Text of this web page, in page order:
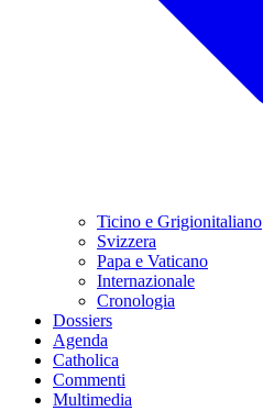
Ticino e Grigionitaliano
Svizzera
Papa e Vaticano
Internazionale
Cronologia
Dossiers
Agenda
Catholica
Commenti
Multimedia